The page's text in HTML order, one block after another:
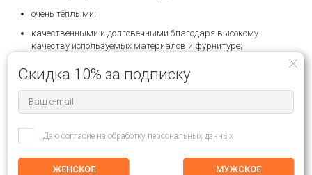
очень тёплыми;
качественными и долговечными благодаря высокому
качеству используемых материалов и фурнитуре;
Разнообразие стилей и форм позволяет выбрать идеально
подходящий для себя вариант даже самым настоящим
привередам и творческим натурам. В магазине представлены
как короткие модели, так и более длинные по колено. Некоторые
модели имеют съемный мех на капюшоне. Каждая куртка
температур: существуют как зимние, так и осенние варианты.
Скидка 10% за подписку
Даю согласие на обработку персональных данных
ЖЕНСКОЕ МУЖСКОЕ